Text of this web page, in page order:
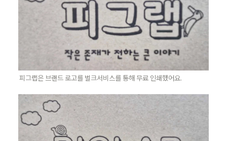
피그랩은 브랜드 로고를 벌크서비스를 통해 무료 인쇄했어요.